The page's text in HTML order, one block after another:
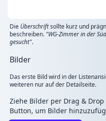
Die Überschriftsollte kurz und
beschreiben. "WG-Zimmer in der
gesucht".
Bilder
Das erste Bild wird in der
weiteren nur auf der Detailseite.
Ziehe Bilder per Drag &
Button, um Bilder